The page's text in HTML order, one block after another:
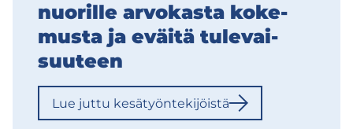
nuo­ril­le ar­vo­kas­ta ko­ke­
mus­ta ja eväi­tä tu­le­vai­
suu­teen
Lue juttu ke­sä­työn­te­ki­jöis­tä